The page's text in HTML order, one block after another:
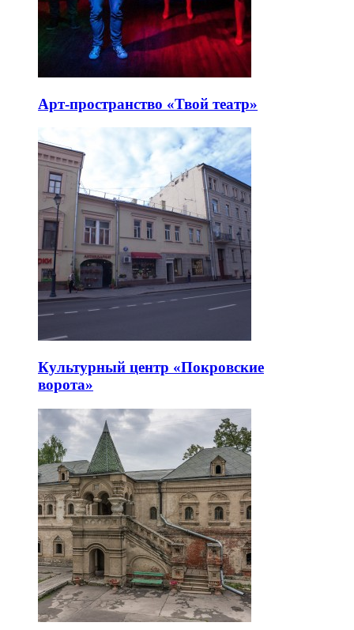
Арт-пространство «Твой театр»
Культурный центр «Покровские
ворота»